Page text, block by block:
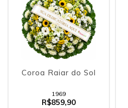
Coroa Raiar do Sol
1969
R$859,90